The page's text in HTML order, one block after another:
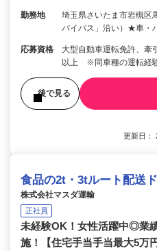
勤務地
埼玉県さいたま市岩槻区
バイパス」沿い）★車・
応募資格
大型自動車運転免許、
以上 ※同車種の運転経
後で見る
更新日：
食品の2t・3tルート配送
株式会社マスダ運輸
正社員
未経験OK！女性活躍中◎業
施！【住宅手当手当最大5万